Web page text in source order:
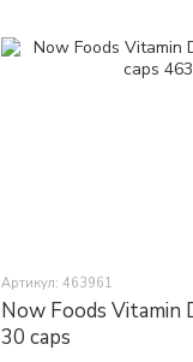
Артикул: 463961
Now Foods Vitamin
30 caps